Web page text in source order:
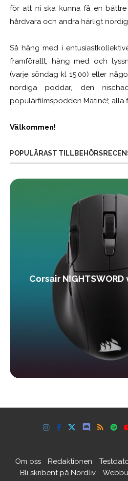
för att ni ska kunna få en
hårdvara och andra härligt
Så häng med i
framförallt, häng med och
(varje söndag kl 15.00) eller
nördiga poddar, den
populärfilmspodden Matiné!; alla
Välkommen!
POPULÄRAST
Corsair NIGHTSWORD
Om oss Redaktionen
Bli skribent på Nördliv